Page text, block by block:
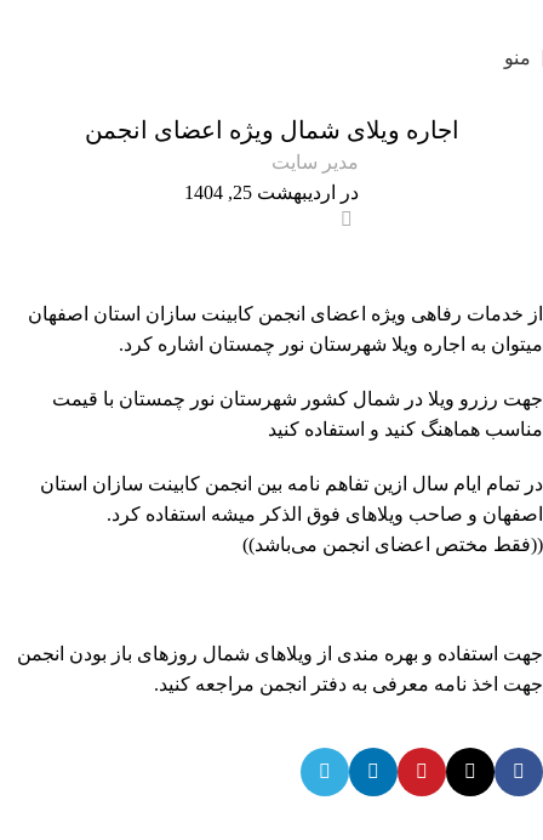
منو
اجاره ویلای شمال ویژه اعضای انجمن
مدیر سایت
در اردیبهشت 25, 1404
از خدمات رفاهی ویژه اعضای انجمن کابینت سازان استان اصفهان
میتوان به اجاره ویلا شهرستان نور چمستان اشاره کرد.
جهت رزرو ویلا در شمال کشور شهرستان نور چمستان با قیمت
مناسب هماهنگ کنید و استفاده کنید
در تمام ایام سال ازین تفاهم نامه بین انجمن کابینت سازان استان
اصفهان و صاحب ویلاهای فوق الذکر میشه استفاده کرد.
((فقط مختص اعضای انجمن می‌باشد))
جهت استفاده و بهره مندی از ویلاهای شمال روزهای باز بودن انجمن
جهت اخذ نامه معرفی به دفتر انجمن مراجعه کنید.